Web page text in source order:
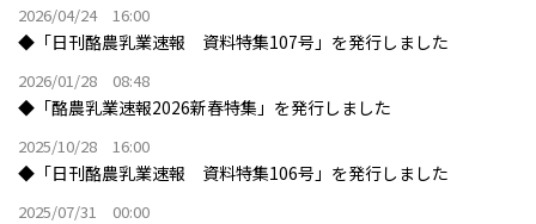
2026/04/24 16:00
◆「日刊酪農乳業速報 資料特集107号」を発行しました
2026/01/28 08:48
◆「酪農乳業速報2026新春特集」を発行しました
2025/10/28 16:00
◆「日刊酪農乳業速報 資料特集106号」を発行しました
2025/07/31 00:00